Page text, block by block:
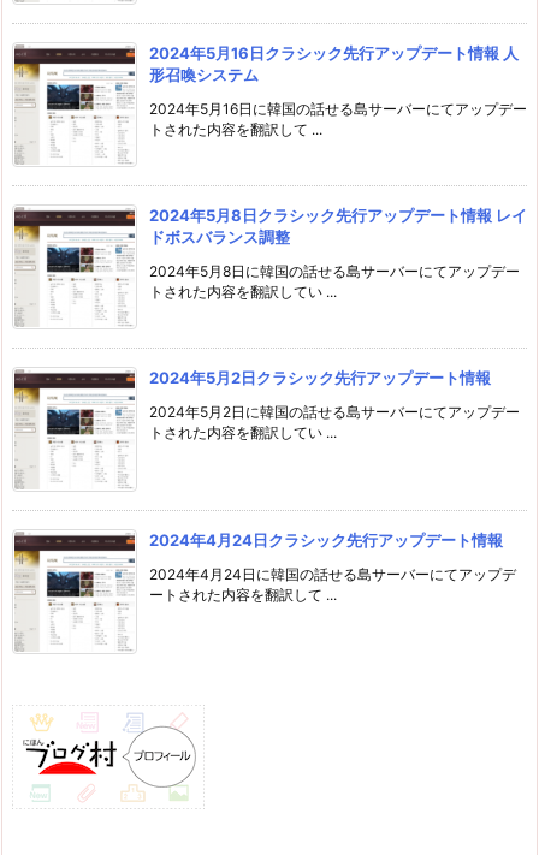
2024年5月16日クラシック先行アップデート情報 人
形召喚システム
2024年5月16日に韓国の話せる島サーバーにてアップデー
トされた内容を翻訳して ...
2024年5月8日クラシック先行アップデート情報 レイ
ドボスバランス調整
2024年5月8日に韓国の話せる島サーバーにてアップデー
トされた内容を翻訳してい ...
2024年5月2日クラシック先行アップデート情報
2024年5月2日に韓国の話せる島サーバーにてアップデー
トされた内容を翻訳してい ...
2024年4月24日クラシック先行アップデート情報
2024年4月24日に韓国の話せる島サーバーにてアップデ
ートされた内容を翻訳して ...